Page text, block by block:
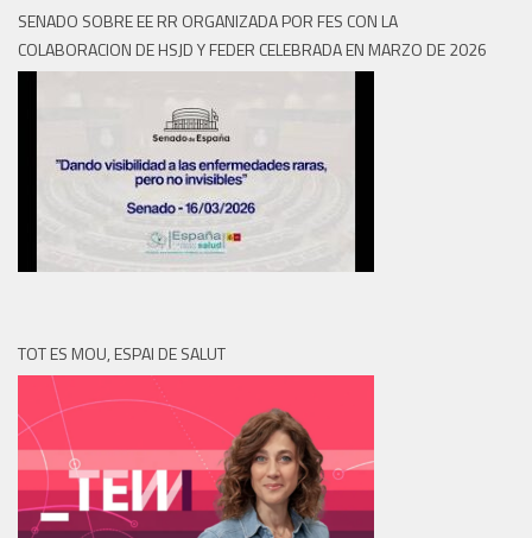
SENADO SOBRE EE RR ORGANIZADA POR FES CON LA
COLABORACION DE HSJD Y FEDER CELEBRADA EN MARZO DE 2026
TOT ES MOU, ESPAI DE SALUT